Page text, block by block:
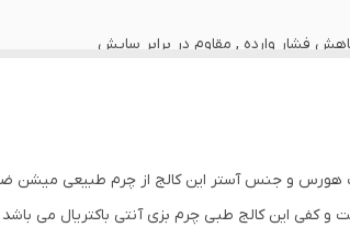
فشار وارده , مقاوم در برابر سایش
و جنس آستر این کالج از چرم طبیعی میشن
این کالج طبی چرم بزی آنتی باکتریال می باشد